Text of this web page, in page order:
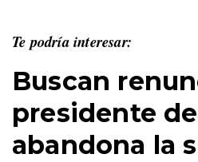
Te podría interesar:
Buscan
presidente
abandona la